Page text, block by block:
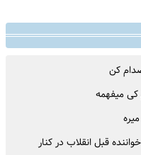
کن
کی میفهمه
قبل انقلاب در کنار